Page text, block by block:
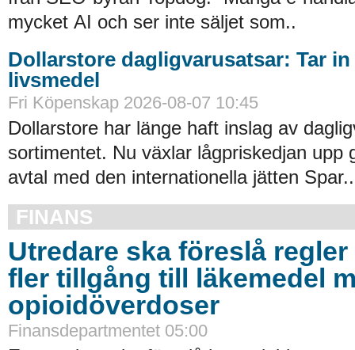
mycket AI och ser inte säljet som..
Dollarstore dagligvarusatsar: Tar in
livsmedel
Fri Köpenskap 2026-08-07 10:45
Dollarstore har länge haft inslag av
sortimentet. Nu växlar lågpriskedjan upp
avtal med den internationella jätten
FINANS
Utredare ska föreslå
fler tillgång till läkemedel
opioidöverdoser
Finansdepartmentet 05:00